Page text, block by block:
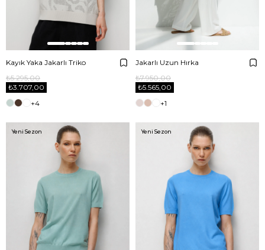
Kayık Yaka Jakarlı Triko
₺3.707,00
₺5.295,00
+4
Jakarlı Uzun Hırka
₺5.565,00
₺7.950,00
+1
Yeni Sezon Yeni Sezon